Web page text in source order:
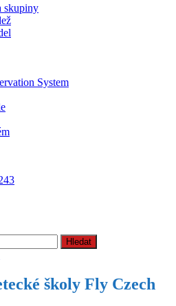
skupiny
System
školy Fly Czech